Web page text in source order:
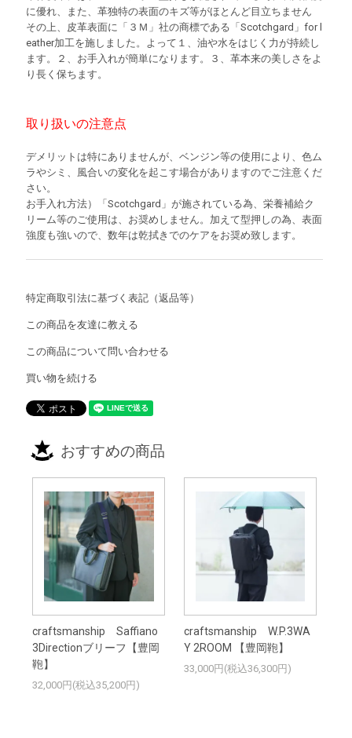
に優れ、また、革独特の表面のキズ等がほとんど目立ちません
その上、皮革表面に「３Ｍ」社の商標である「Scotchgard」for l
eather加工を施しました。よって１、油や水をはじく力が持続し
ます。２、お手入れが簡単になります。３、革本来の美しさをよ
り長く保ちます。
取り扱いの注意点
デメリットは特にありませんが、ベンジン等の使用により、色ム
ラやシミ、風合いの変化を起こす場合がありますのでご注意くだ
さい。
お手入れ方法）「Scotchgard」が施されている為、栄養補給ク
リーム等のご使用は、お奨めしません。加えて型押しの為、表面
強度も強いので、数年は乾拭きでのケアをお奨め致します。
特定商取引法に基づく表記（返品等）
この商品を友達に教える
この商品について問い合わせる
買い物を続ける
おすすめの商品
craftsmanship Saffiano
3Directionブリーフ【豊岡
鞄】
32,000円(税込35,200円)
craftsmanship W.P.3WA
Y 2ROOM 【豊岡鞄】
33,000円(税込36,300円)